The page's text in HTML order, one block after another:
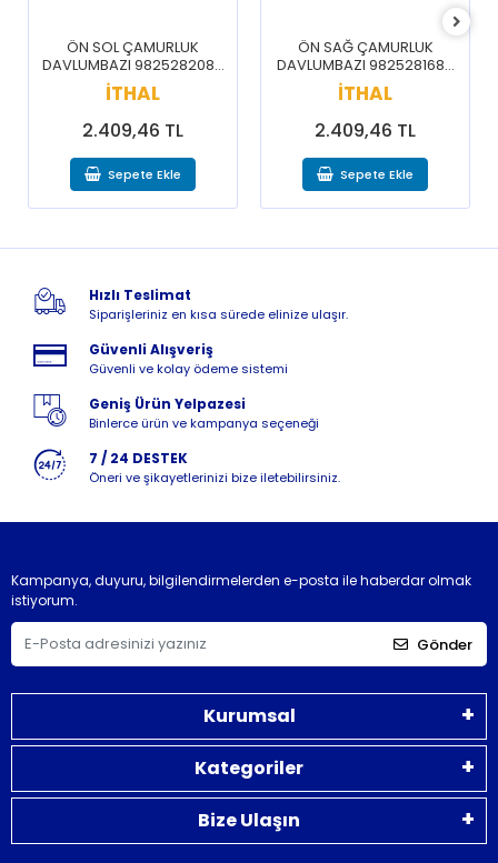
ÖN SOL ÇAMURLUK
DAVLUMBAZI 9825282080
/ 3008 5008 16-20
İTHAL
2.409,46 TL
Sepete Ekle
ÖN SAĞ ÇAMURLUK
DAVLUMBAZI 9825281680
/ 3008 5008 16-20
İTHAL
2.409,46 TL
Sepete Ekle
Hızlı Teslimat
Siparişleriniz en kısa sürede elinize ulaşır.
Güvenli Alışveriş
Güvenli ve kolay ödeme sistemi
Geniş Ürün Yelpazesi
Binlerce ürün ve kampanya seçeneği
7 / 24 DESTEK
Öneri ve şikayetlerinizi bize iletebilirsiniz.
Kampanya, duyuru, bilgilendirmelerden e-posta ile haberdar olmak
istiyorum.
Gönder
Kurumsal
Kategoriler
Bize Ulaşın